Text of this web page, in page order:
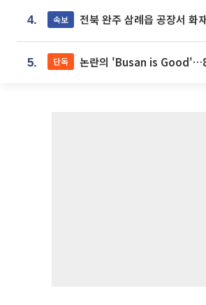
4. 속보 전북 완주 삼례읍 공장서 화
5. 단독 논란의 'Busan is Good'…8억 도시브랜드, 용산